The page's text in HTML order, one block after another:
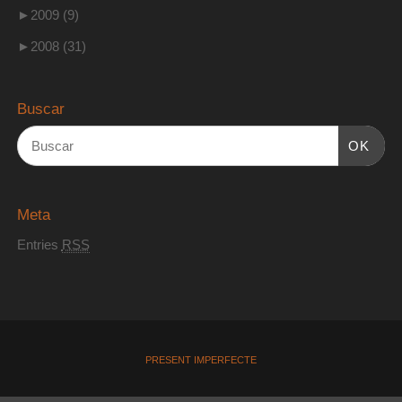
► 2009 (9)
► 2008 (31)
Buscar
OK
Meta
Entries RSS
PRESENT IMPERFECTE